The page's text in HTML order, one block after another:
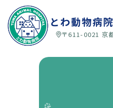
とわ動物病院
〒611-0021 京